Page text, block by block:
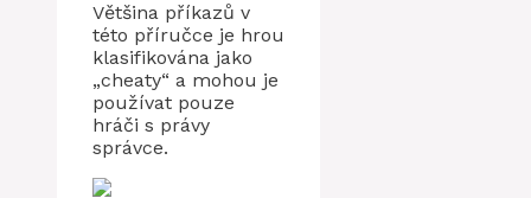
Většina příkazů v
této příručce je hrou
klasifikována jako
„cheaty“ a mohou je
používat pouze
hráči s právy
správce.